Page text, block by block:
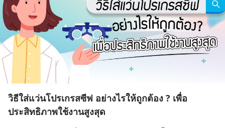
วิธีใส่แว่นโปรเกรสซีฟ อย่างไรให้ถูกต้อง ? เพื่อ
ประสิทธิภาพใช้งานสูงสุด